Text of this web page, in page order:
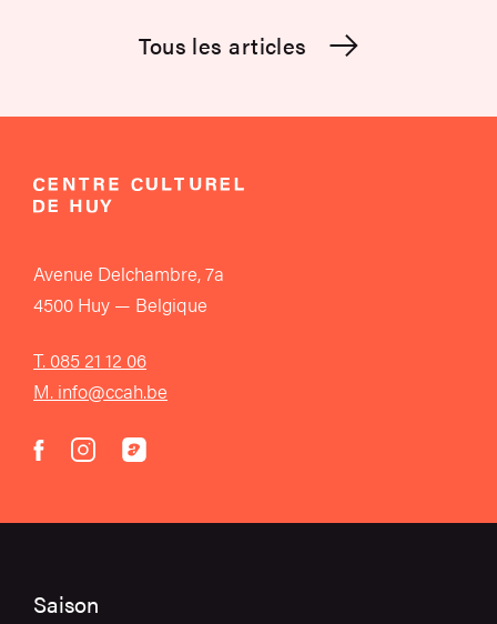
Tous les articles
Avenue Delchambre, 7a
4500 Huy — Belgique
T. 085 21 12 06
M. info@ccah.be
facebook
instagram
acast
Saison